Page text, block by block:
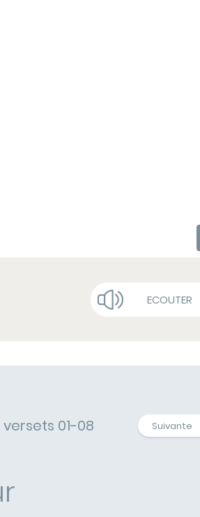
ECOUTER
01-08 Suivante